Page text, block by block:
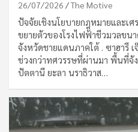
26/07/2026 The Motive
ปัจจัยเชิงนโยบายกฎหมายและเศ
ขยายตัวของโรงไฟฟ้าชีวมวลขน
จังหวัดชายแดนภาคใต้ . ซาฮารี เ
ช่วงกว่าทศวรรษที่ผ่านมา พื้นที่จั
ปัตตานี ยะลา นราธิวาส…